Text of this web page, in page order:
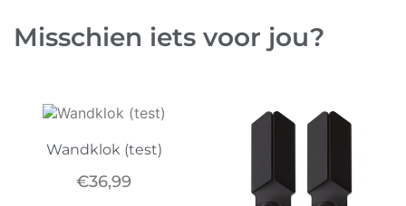
Misschien iets voor jou?
Wandklok (test)
€36,99